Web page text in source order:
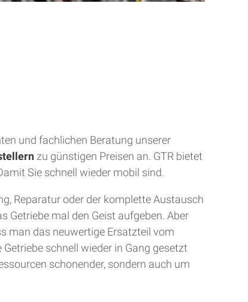
und fachlichen Beratung unserer
zu günstigen Preisen an. GTR bietet
Sie schnell wieder mobil sind.
Reparatur oder der komplette Austausch
Getriebe mal den Geist aufgeben. Aber
man das neuwertige Ersatzteil vom
schnell wieder in Gang gesetzt
schonender, sondern auch um